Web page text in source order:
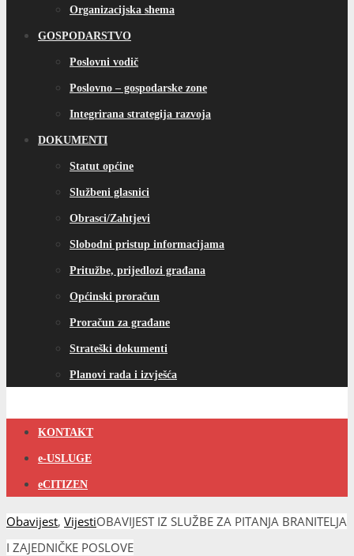
Organizacijska shema
GOSPODARSTVO
Poslovni vodič
Poslovno – gospodarske zone
Integrirana strategija razvoja
DOKUMENTI
Statut općine
Službeni glasnici
Obrasci/Zahtjevi
Slobodni pristup informacijama
Pritužbe, prijedlozi građana
Općinski proračun
Proračun za građane
Strateški dokumenti
Planovi rada i izvješća
KONTAKT
e-USLUGE
eCITIZEN
Obavijest, VijestiOBAVIJEST IZ SLUŽBE ZA PITANJA BRANITELJA
I ZAJEDNIČKE POSLOVE